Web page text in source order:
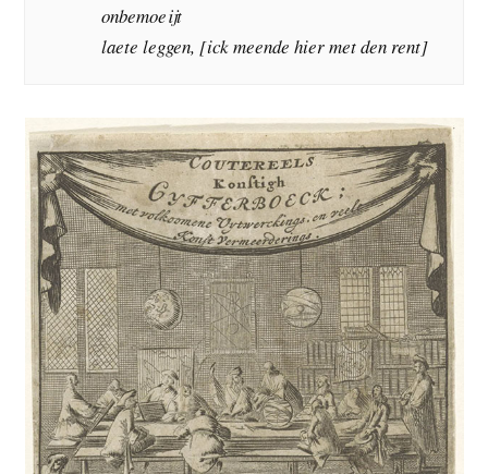
onbemoeijt
laete leggen, [ick meende hier met den rent]